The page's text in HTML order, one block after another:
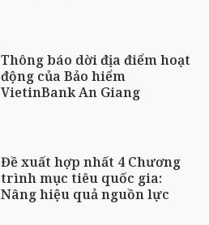
Thông báo dời địa điểm hoạt
động của Bảo hiểm
VietinBank An Giang
Đề xuất hợp nhất 4 Chương
trình mục tiêu quốc gia:
Nâng hiệu quả nguồn lực